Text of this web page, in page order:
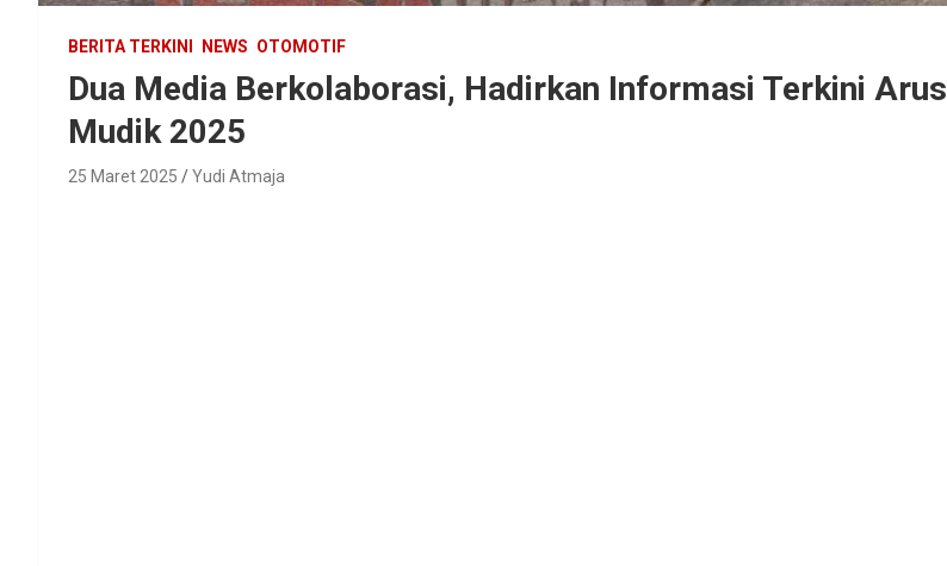
BERITA TERKINI NEWS OTOMOTIF
Dua Media Berkolaborasi, Hadirkan Informasi Terkini Arus
Mudik 2025
25 Maret 2025 Yudi Atmaja